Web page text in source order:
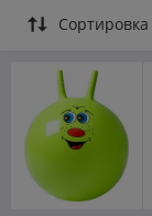
Сортировка